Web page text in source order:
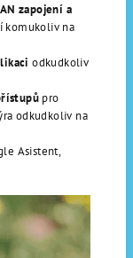
zapojení a
komukoliv na
odkudkoliv
pro
odkudkoliv na
Asistent,